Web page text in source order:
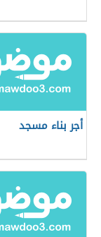
أجر بناء مسجد